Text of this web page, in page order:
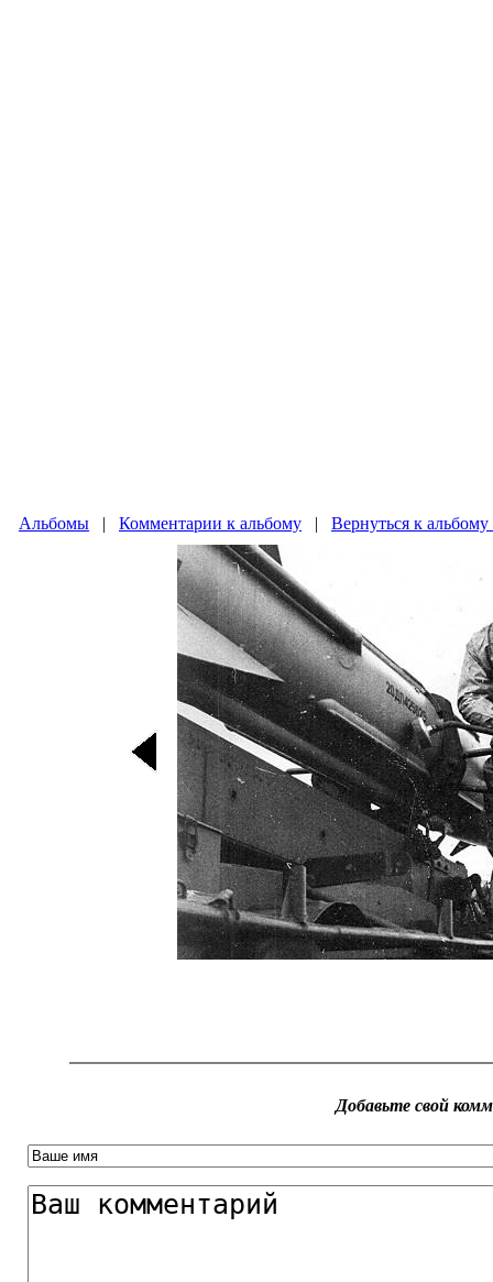
Альбомы | Комментарии к альбому | Вернуться к
Добавьте свой